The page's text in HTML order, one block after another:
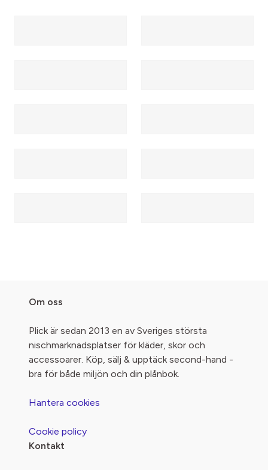
Om oss
Plick är sedan 2013 en av Sveriges största
nischmarknadsplatser för kläder, skor och
accessoarer. Köp, sälj & upptäck second-hand -
bra för både miljön och din plånbok.
Hantera cookies
Cookie policy
Kontakt